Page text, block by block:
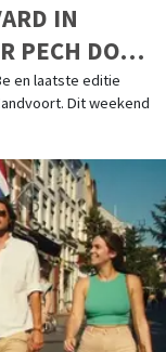
IN
PECH DOOR
LAATSTE
en laatste editie
Dit weekend